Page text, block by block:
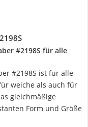
#2198S für alle
#2198S ist für alle
weiche als auch für
gleichmäßige
Form und Größe